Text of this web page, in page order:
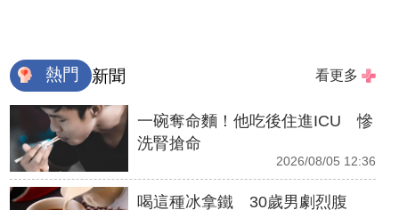
熱門 新聞 看更多
一碗奪命麵！他吃後住進ICU 慘
洗腎搶命
2026/08/05 12:36
喝這種冰拿鐵 30歲男劇烈腹